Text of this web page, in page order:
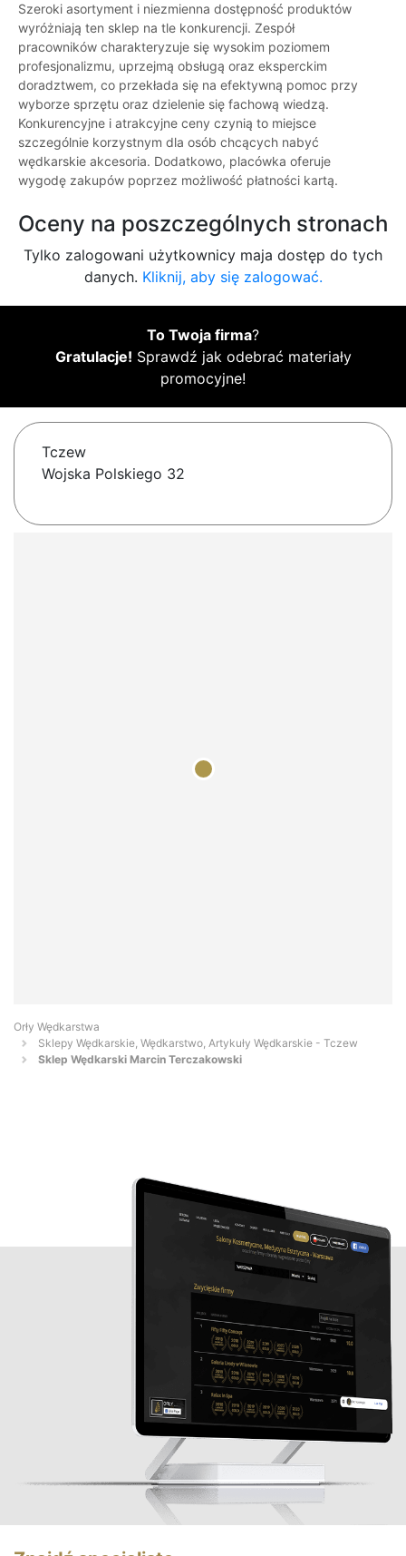
Szeroki asortyment i niezmienna dostępność produktów
wyróżniają ten sklep na tle konkurencji. Zespół
pracowników charakteryzuje się wysokim poziomem
profesjonalizmu, uprzejmą obsługą oraz eksperckim
doradztwem, co przekłada się na efektywną pomoc przy
wyborze sprzętu oraz dzielenie się fachową wiedzą.
Konkurencyjne i atrakcyjne ceny czynią to miejsce
szczególnie korzystnym dla osób chcących nabyć
wędkarskie akcesoria. Dodatkowo, placówka oferuje
wygodę zakupów poprzez możliwość płatności kartą.
Oceny na poszczególnych stronach
Tylko zalogowani użytkownicy maja dostęp do tych
danych. Kliknij, aby się zalogować.
To Twoja firma?
Gratulacje! Sprawdź jak odebrać materiały
promocyjne!
Tczew
Wojska Polskiego 32
Orły Wędkarstwa
Sklepy Wędkarskie, Wędkarstwo, Artykuły Wędkarskie - Tczew
Sklep Wędkarski Marcin Terczakowski